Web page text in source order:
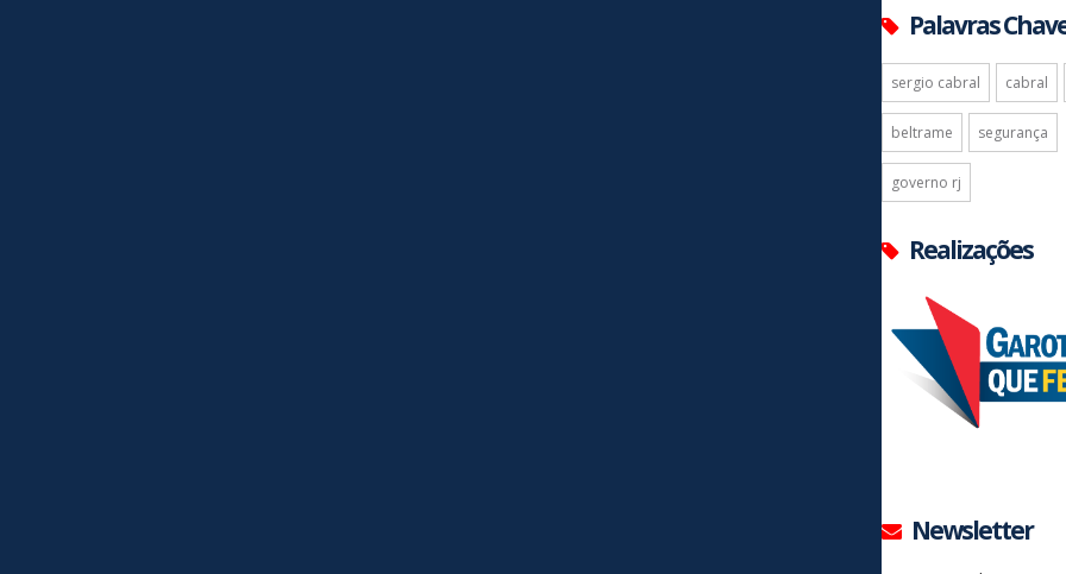
Palavras
sergio cabral cabral
beltrame segurança
governo rj
Realizações
Newsletter